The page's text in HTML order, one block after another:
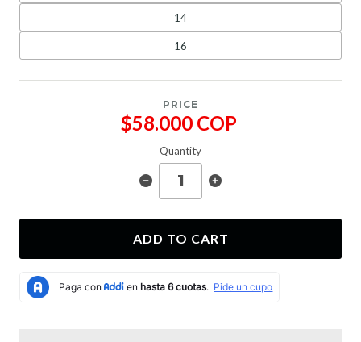
14
16
PRICE
$58.000 COP
Quantity
ADD TO CART